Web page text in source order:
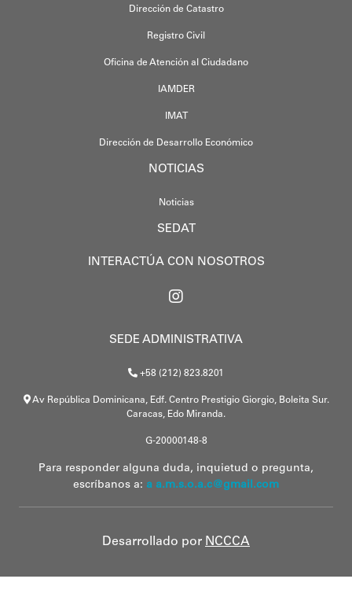
Dirección de Catastro
Registro Civil
Oficina de Atención al Ciudadano
IAMDER
IMAT
Dirección de Desarrollo Económico
NOTICIAS
Noticias
SEDAT
INTERACTÚA CON NOSOTROS
SEDE ADMINISTRATIVA
+58 (212) 823.8201
Av República Dominicana, Edf. Centro Prestigio Giorgio, Boleita Sur.
Caracas, Edo Miranda.
G-20000148-8
Para responder alguna duda, inquietud o pregunta,
escríbanos a: a a.m.s.o.a.c@gmail.com
Desarrollado por NCCCA